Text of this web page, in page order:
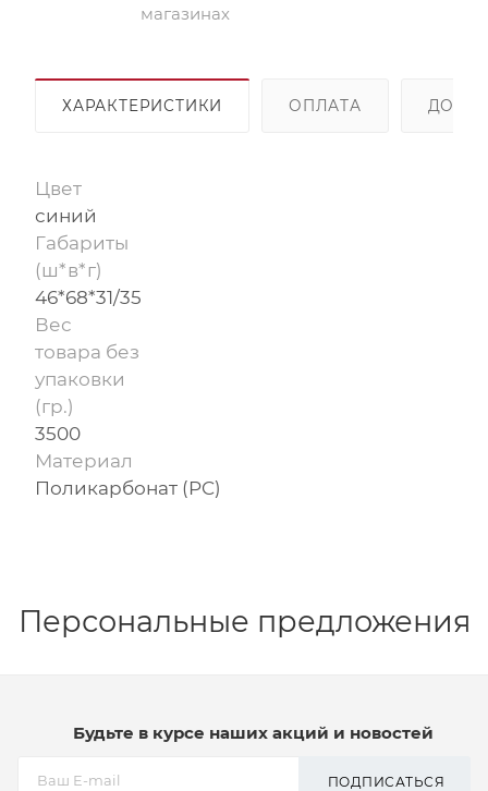
магазинах
ХАРАКТЕРИСТИКИ ОПЛАТА
Цвет
синий
Габариты
(ш*в*г)
46*68*31/35
Вес
товара без
упаковки
(гр.)
3500
Материал
Поликарбонат (PC)
Персональные предложения
Будьте в курсе наших акций и новостей
ПОДПИСАТЬСЯ